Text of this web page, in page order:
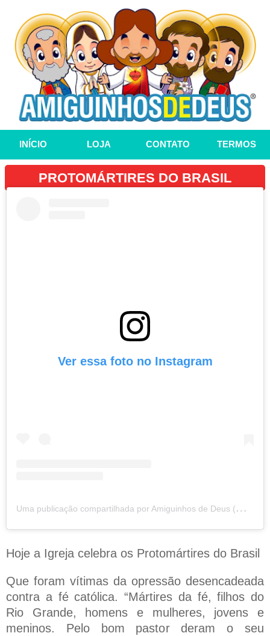
INÍCIO LOJA CONTATO TERMOS
PROTOMÁRTIRES DO BRASIL
Ver essa foto no Instagram
U
ma publicação compartilhada por Amiguinhos de Deus (@amiguinhosdedeus)
Hoje a Igreja celebra os Protomártires do Brasil
Que foram vítimas da opressão desencadeada
contra a fé católica. “Mártires da fé, filhos do
Rio Grande, homens e mulheres, jovens e
meninos. Pelo bom pastor deram o seu